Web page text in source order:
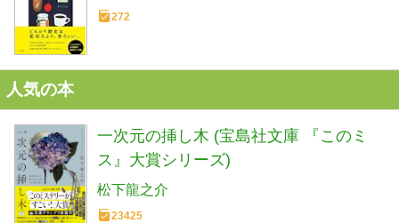
272
人気の本
一次元の挿し木 (宝島社文庫 『このミ
ス』大賞シリーズ)
松下龍之介
23425